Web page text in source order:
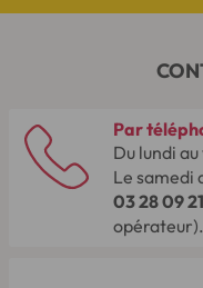
Par
Du lundi
Le samedi
03 28 09
opérateur).